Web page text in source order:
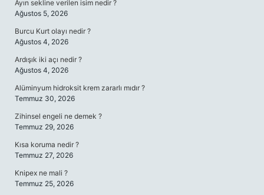
Ayın sekline verilen isim nedir ?
Ağustos 5, 2026
Burcu Kurt olayı nedir ?
Ağustos 4, 2026
Ardışık iki açı nedir ?
Ağustos 4, 2026
Alüminyum hidroksit krem zararlı mıdır ?
Temmuz 30, 2026
Zihinsel engeli ne demek ?
Temmuz 29, 2026
Kısa koruma nedir ?
Temmuz 27, 2026
Knipex ne mali ?
Temmuz 25, 2026